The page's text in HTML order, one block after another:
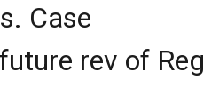
Case
rev of Reg